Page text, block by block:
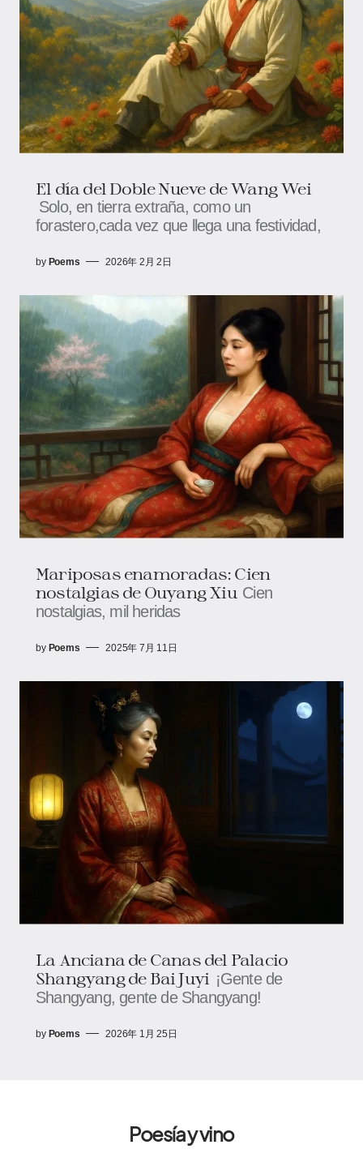
El día del Doble Nueve de Wang Wei
Solo, en tierra extraña, como un
forastero,cada vez que llega una festividad,
by Poems 2026年 2月 2日
Mariposas enamoradas: Cien
nostalgias de Ouyang Xiu Cien
nostalgias, mil heridas
by Poems 2025年 7月 11日
La Anciana de Canas del Palacio
Shangyang de Bai Juyi ¡Gente de
Shangyang, gente de Shangyang!
by Poems 2026年 1月 25日
Poesía y vino